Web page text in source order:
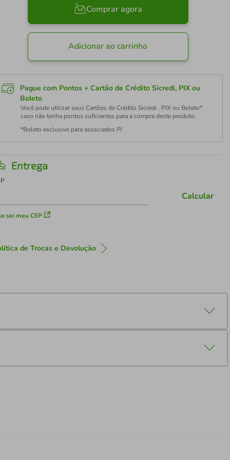
Comprar agora
Adicionar ao carrinho
Pague com Pontos + Cartão de Crédito Sicredi, PIX ou
Boleto
Você pode utilizar seus Cartões de Crédito Sicredi , PIX ou Boleto*
caso não tenha pontos suficientes para a compra deste produto.
*Boleto exclusivo para associados PJ
Entrega
sei meu CEP
Calcular
de Trocas e Devolução